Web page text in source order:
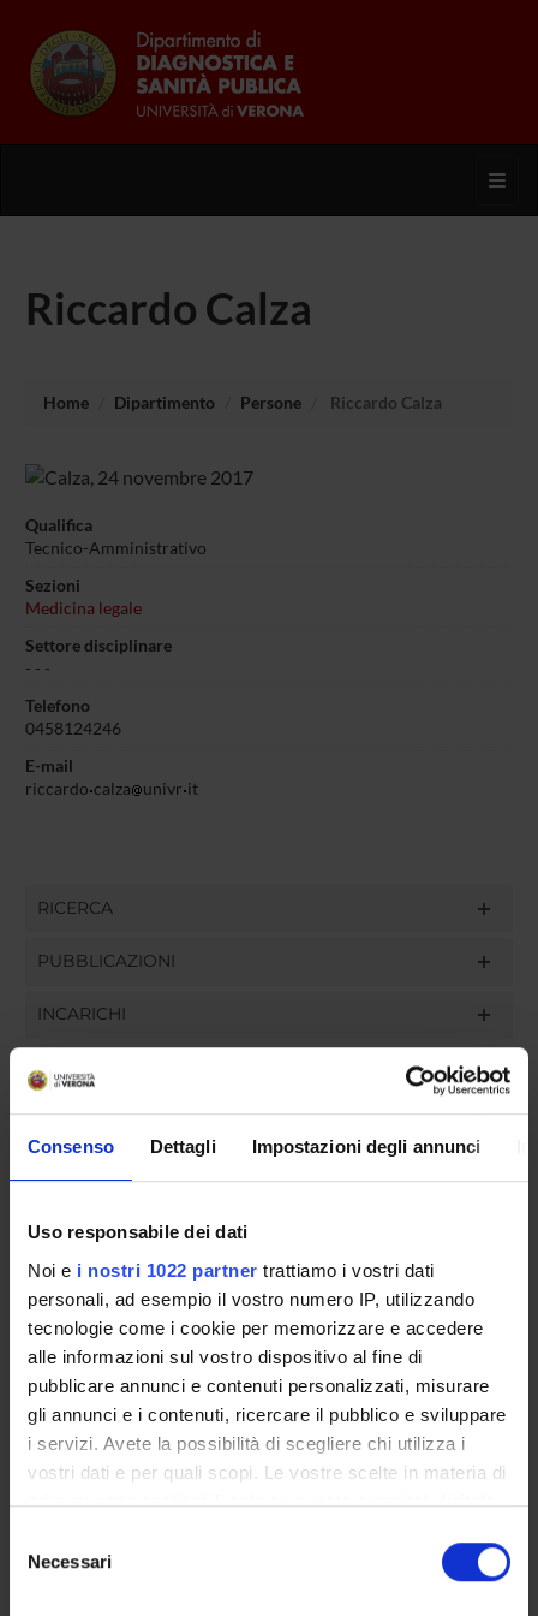
Consenso Dettagli Impostazioni degli annunci
Uso responsabile dei dati
Noi e i nostri 1022 partner trattiamo i vostri dati
personali, ad esempio il vostro numero IP, utilizzando
tecnologie come i cookie per memorizzare e accedere
alle informazioni sul vostro dispositivo al fine di
pubblicare annunci e contenuti personalizzati, misurare
gli annunci e i contenuti, ricercare il pubblico e sviluppare
i servizi. Avete la possibilità di scegliere chi utilizza i
vostri dati e per quali scopi. Le vostre scelte in materia di
privacy sono applicabili solo su questa proprietà digitale
modificare o revocare il proprio consenso in qualsiasi
momento dalla Dichiarazione sui cookie o facendo clic
delNecessari
Riccardo Calza
Home Dipartimento Persone Riccardo Calza
Qualifica
Tecnico-Amministrativo
Sezioni
Medicina legale
Settore disciplinare
- - -
Telefono
0458124246
E-mail
riccardo calza univr it
RICERCA
PUBBLICAZIONI
INCARICHI
ORGANIZZAZIONE
COMMISSIONI
UFFICI E STRUTTURE DI SERVIZIO
SERVIZI DI SEGRETERIA STUDENTI
STRUTTURE DEL DIPARTIMENTO
BIBLIOTECHE
LABORATORI